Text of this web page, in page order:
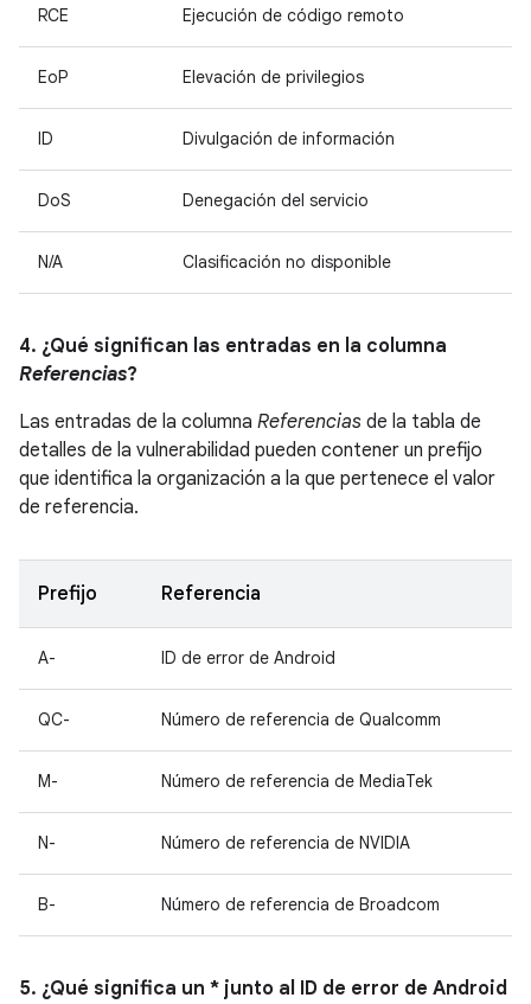
RCE Ejecución de código remoto
EoP Elevación de privilegios
ID Divulgación de información
DoS Denegación del servicio
N/A Clasificación no disponible
4. ¿Qué significan las entradas en la columna
Referencias?
Las entradas de la columna Referencias de la tabla de
detalles de la vulnerabilidad pueden contener un prefijo
que identifica la organización a la que pertenece el valor
de referencia.
Prefijo Referencia
A- ID de error de Android
QC- Número de referencia de Qualcomm
M- Número de referencia de MediaTek
N- Número de referencia de NVIDIA
B- Número de referencia de Broadcom
5. ¿Qué significa un * junto al ID de error de Android